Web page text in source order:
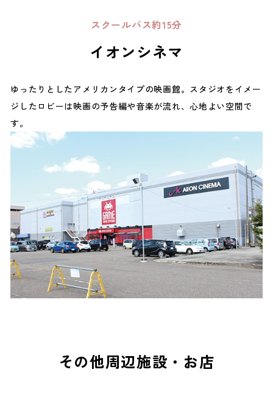
スクールバス約15分
イオンシネマ
ゆったりとしたアメリカンタイプの映画館。スタジオをイメー
ジしたロビーは映画の予告編や音楽が流れ、心地よい空間で
す。
その他周辺施設・お店